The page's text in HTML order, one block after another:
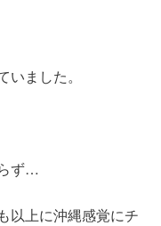
ました。
ず…
以上に沖縄感覚にチ